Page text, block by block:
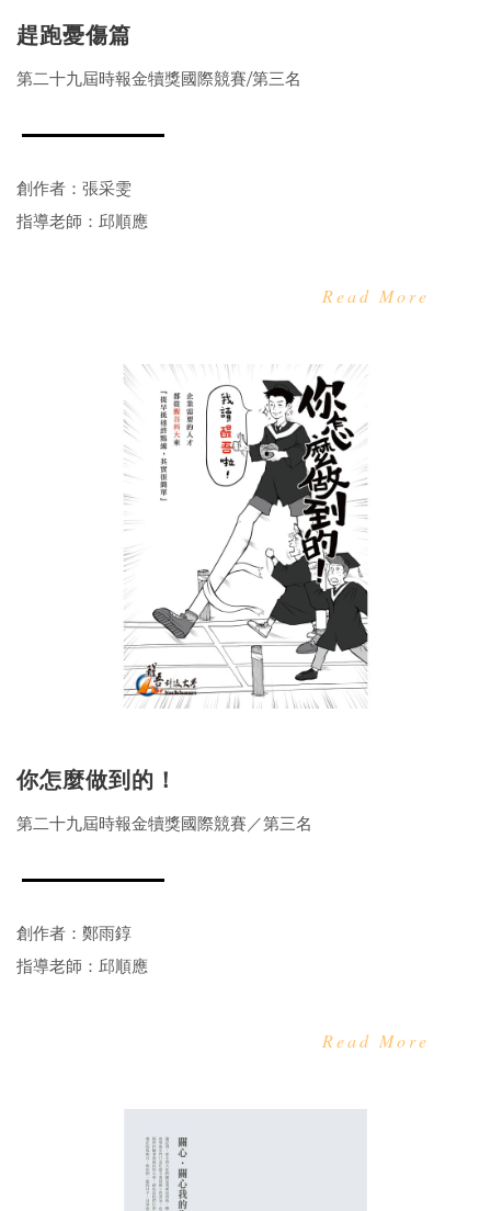
趕跑憂傷篇
第二十九屆時報金犢獎國際競賽/第三名
創作者：張采雯
指導老師：邱順應
Read More
你怎麼做到的！
第二十九屆時報金犢獎國際競賽／第三名
創作者：鄭雨錞
指導老師：邱順應
Read More